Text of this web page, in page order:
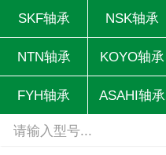
SKF轴承 NSK轴承
NTN轴承 KOYO轴承
FYH轴承 ASAHI轴承